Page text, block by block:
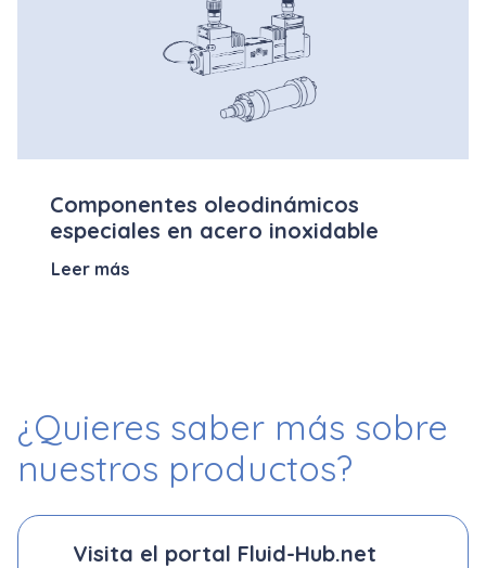
Componentes oleodinámicos
especiales en acero inoxidable
Leer más
¿Quieres saber más sobre
nuestros productos?
Visita el portal Fluid-Hub.net